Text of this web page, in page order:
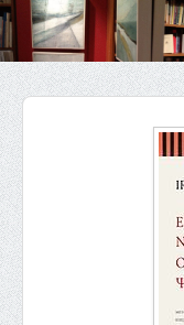
Εκδηλώσεις
Επικοινωνία